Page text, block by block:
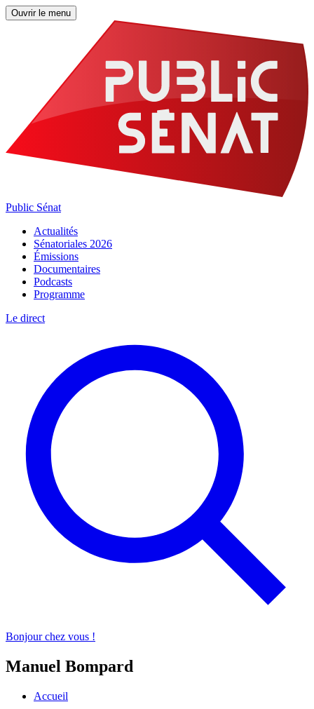
Ouvrir le menu
Public Sénat
Actualités
Sénatoriales 2026
Émissions
Documentaires
Podcasts
Programme
Le direct
Bonjour chez vous !
Manuel Bompard
Accueil